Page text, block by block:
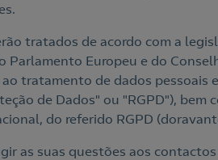
tratados de acordo com a
Europeu e do
tratamento de dados pessoais
de Dados" ou "RGPD"), bem
do referido RGPD
as suas questões aos